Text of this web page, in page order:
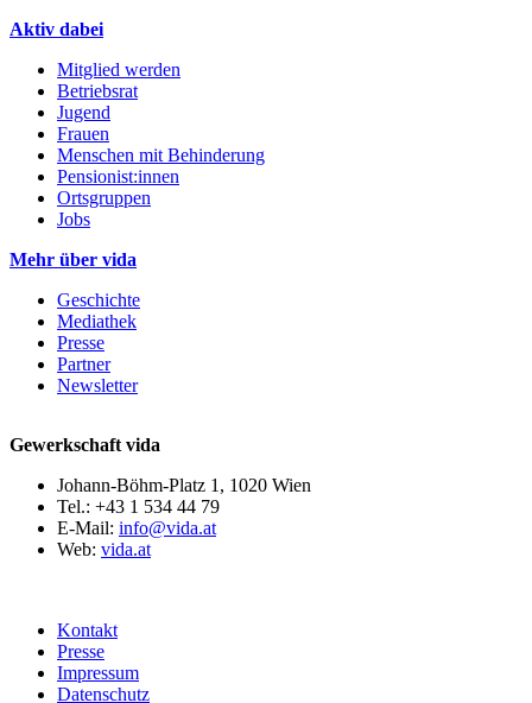
Aktiv dabei
Mitglied werden
Betriebsrat
Jugend
Frauen
Menschen mit Behinderung
Pensionist:innen
Ortsgruppen
Jobs
Mehr über vida
Geschichte
Mediathek
Presse
Partner
Newsletter
Gewerkschaft vida
Johann-Böhm-Platz 1, 1020 Wien
Tel.: +43 1 534 44 79
E-Mail: info@vida.at
Web: vida.at
Kontakt
Presse
Impressum
Datenschutz